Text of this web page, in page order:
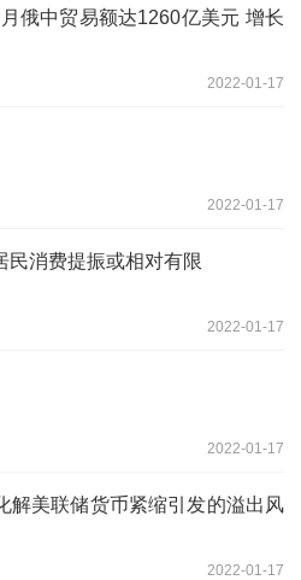
俄中贸易额达1260亿美元 增长
2022-01-17
2022-01-17
民消费提振或相对有限
2022-01-17
2022-01-17
解美联储货币紧缩引发的溢出风
2022-01-17